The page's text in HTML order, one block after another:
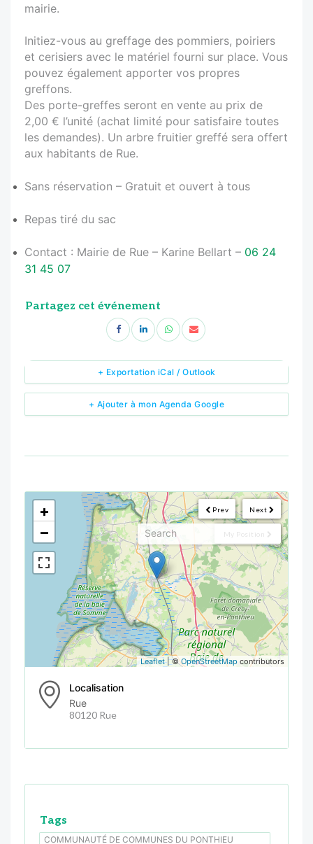
mairie.
Initiez-vous au greffage des pommiers, poiriers
et cerisiers avec le matériel fourni sur place. Vous
pouvez également apporter vos propres
greffons.
Des porte-greffes seront en vente au prix de
2,00 € l’unité (achat limité pour satisfaire toutes
les demandes). Un arbre fruitier greffé sera offert
aux habitants de Rue.
Sans réservation – Gratuit et ouvert à tous
Repas tiré du sac
Contact : Mairie de Rue – Karine Bellart – 06 24
31 45 07
Partagez cet événement
+ Ajouter à mon Agenda Google
+ Exportation iCal / Outlook
Next
Prev
My Position
<!---->
+
−
Leaflet| ©OpenStreetMap contributors
Localisation
Rue
80120 Rue
Tags
COMMUNAUTÉ DE COMMUNES DU PONTHIEU